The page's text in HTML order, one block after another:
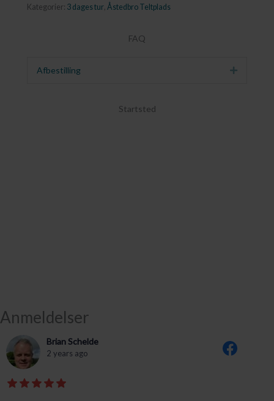
Kategorier: 3 dages tur, Åstedbro Teltplads
FAQ
Afbestilling Udvid
Startsted
Anmeldelser
Brian Schelde
2 years ago